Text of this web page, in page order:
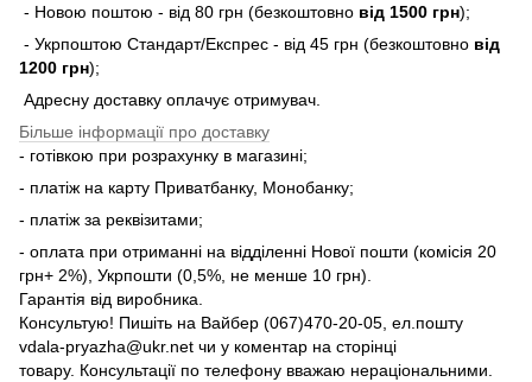
- Новою поштою - від 80 грн (безкоштовно від 1500 грн);
- Укрпоштою Стандарт/Експрес - від 45 грн (безкоштовно від
1200 грн);
Адресну доставку оплачує отримувач.
Більше інформації про доставку
- готівкою при розрахунку в магазині;
- платіж на карту Приватбанку, Монобанку;
- платіж за реквізитами;
- оплата при отриманні на відділенні Нової пошти (комісія 20
грн+ 2%), Укрпошти (0,5%, не менше 10 грн).
Гарантія від виробника.
Консультую! Пишіть на Вайбер (067)470-20-05, ел.пошту
vdala-pryazha@ukr.net чи у коментар на сторінці
товару. Консультації по телефону вважаю нераціональними.